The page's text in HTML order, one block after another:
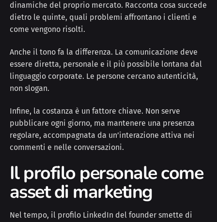
dinamiche del proprio mercato. Racconta cosa succede
dietro le quinte, quali problemi affrontano i clienti e
come vengono risolti.
Anche il tono fa la differenza. La comunicazione deve
essere diretta, personale e il più possibile lontana dal
linguaggio corporate. Le persone cercano autenticità,
non slogan.
Infine, la costanza è un fattore chiave. Non serve
pubblicare ogni giorno, ma mantenere una presenza
regolare, accompagnata da un’interazione attiva nei
commenti e nelle conversazioni.
Il profilo personale come
asset di marketing
Nel tempo, il profilo LinkedIn del founder smette di